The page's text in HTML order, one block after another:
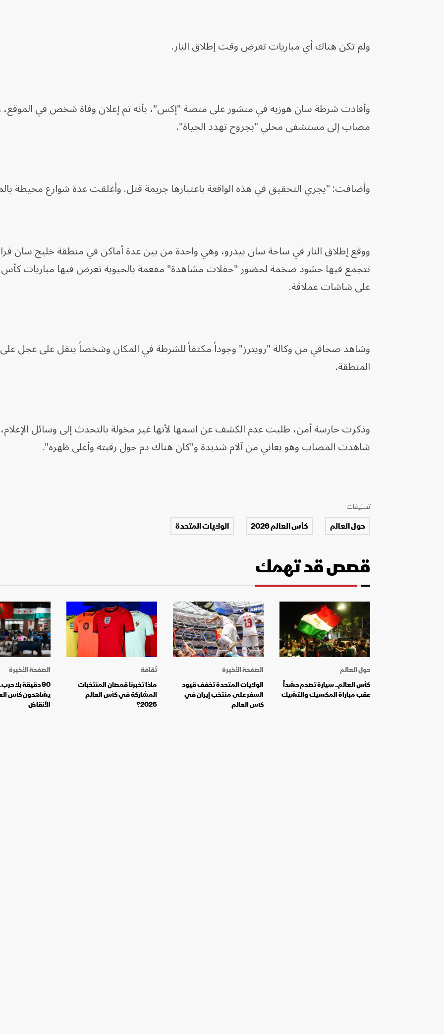
ولم تكن هناك أي مباريات تعرض وقت إطلاق النار.
وأفادت شرطة سان هوزيه في منشور على منصة "إكس"، بأنه تم إعلان وفاة شخص في
مصاب إلى مستشفى محلي "بجروح تهدد الحياة".
وأضافت: "يجري التحقيق في هذه الواقعة باعتبارها جريمة قتل. وأغلقت عدة شوارع محيطة
ووقع إطلاق النار في ساحة سان بيدرو، وهي واحدة من بين عدة أماكن في منطقة خليج سان
تتجمع فيها حشود ضخمة لحضور "حفلات مشاهدة" مفعمة بالحيوية تعرض فيها مباريات كأس
على شاشات عملاقة.
وشاهد صحافي من وكالة "رويترز" وجوداً مكثفاً للشرطة في المكان وشخصاً ينقل على عجل
المنطقة.
وذكرت حارسة أمن، طلبت عدم الكشف عن اسمها لأنها غير مخولة بالتحدث إلى وسائل الإعلام،
شاهدت المصاب وهو يعاني من آلام شديدة و"كان هناك دم حول رقبته وأعلى ظهره".
تصنيفات
حول العالم كأس العالم 2026 الولايات المتحدة
قصص قد تهمك
حول العالم
كأس العالم.. سيارة تصدم حشداً
عقب مباراة المكسيك والتشيك
الصفحة الأخيرة
الولايات المتحدة تخفف قيود
السفر على منتخب إيران في
كأس العالم
ثقافة
ماذا تخبرنا قمصان المنتخبات
المشاركة في كأس العالم
2026؟
الصفحة الأخيرة
90 دقيقة بلا
يشاهدون كأس
الأنقاض